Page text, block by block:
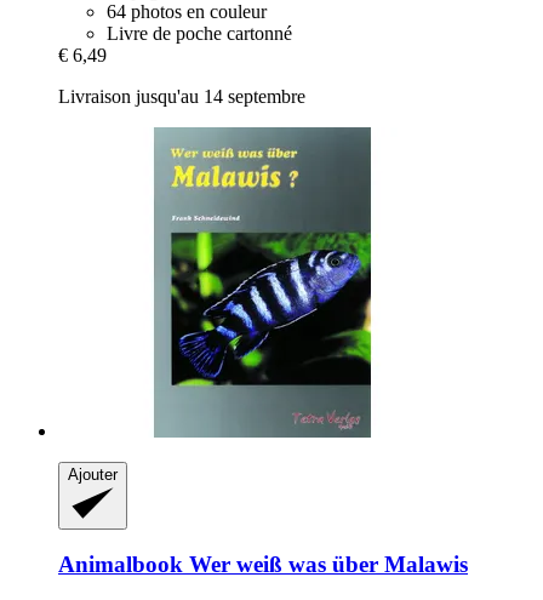
64 photos en couleur
Livre de poche cartonné
€ 6,49
Livraison jusqu'au 14 septembre
Ajouter
Animalbook Wer weiß was über Malawis